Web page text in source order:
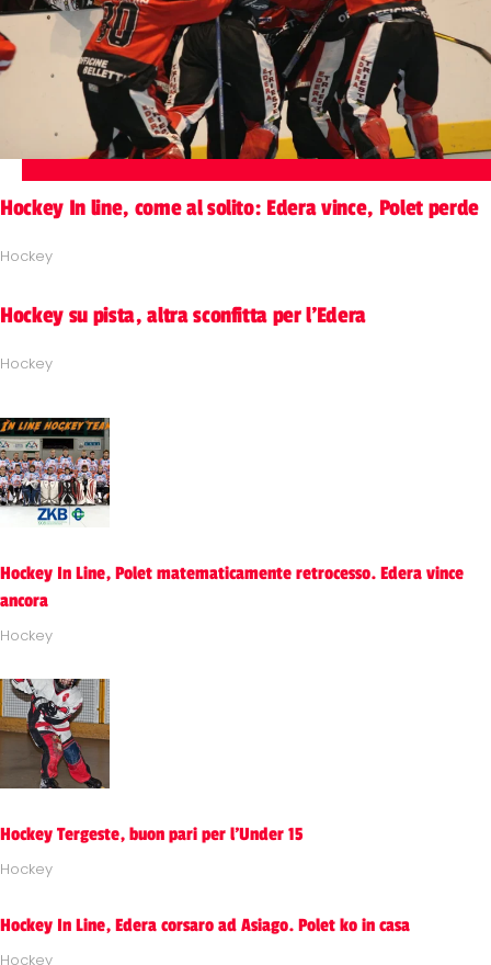
Hockey In line, come al solito: Edera vince, Polet perde
Hockey
Hockey su pista, altra sconfitta per l'Edera
Hockey
Hockey In Line, Polet matematicamente retrocesso. Edera vince
ancora
Hockey
Hockey Tergeste, buon pari per l'Under 15
Hockey
Hockey In Line, Edera corsaro ad Asiago. Polet ko in casa
Hockey